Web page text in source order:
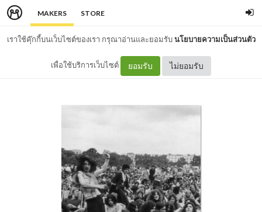
MAKERS STORE
เราใช้คุ๊กกี้บนเว็บไซต์ของเรา กรุณาอ่านและยอมรับนโยบายความเป็นส่วนตัว
เพื่อใช้บริการเว็บไซต์ ยอมรับ ไม่ยอมรับ